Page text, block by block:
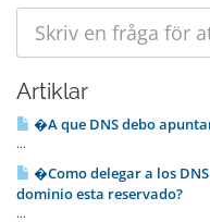
Artiklar
�A que DNS debo
...
�Como delegar a los
dominio esta reservado?
...